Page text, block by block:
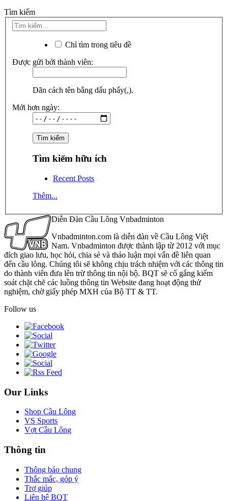
Tìm kiếm
Chỉ tìm trong tiêu đề
Được gửi bởi thành viên:
Dãn cách tên bằng dấu phẩy(,).
Mới hơn ngày:
Tìm kiếm hữu ích
Recent Posts
Thêm...
Diễn Đàn Cầu Lông Vnbadminton
Vnbadminton.com là diễn đàn về Cầu Lông Việt
Nam. Vnbadminton được thành lập từ 2012 với mục
đích giao lưu, học hỏi, chia sẻ và thảo luận mọi vấn đề liên quan
đến cầu lông. Chúng tôi sẽ không chịu trách nhiệm với các thông tin
do thành viên đưa lên trừ thông tin nội bộ. BQT sẽ cố gắng kiểm
soát chặt chẽ các luồng thông tin Website đang hoạt động thử
nghiệm, chờ giấy phép MXH của Bộ TT & TT.
Follow us
Our Links
Shop Cầu Lông
VS Sports
Vợt Cầu Lông
Thông tin
Thông báo chung
Thắc mắc, góp ý
Trợ giúp
Liên hệ BQT